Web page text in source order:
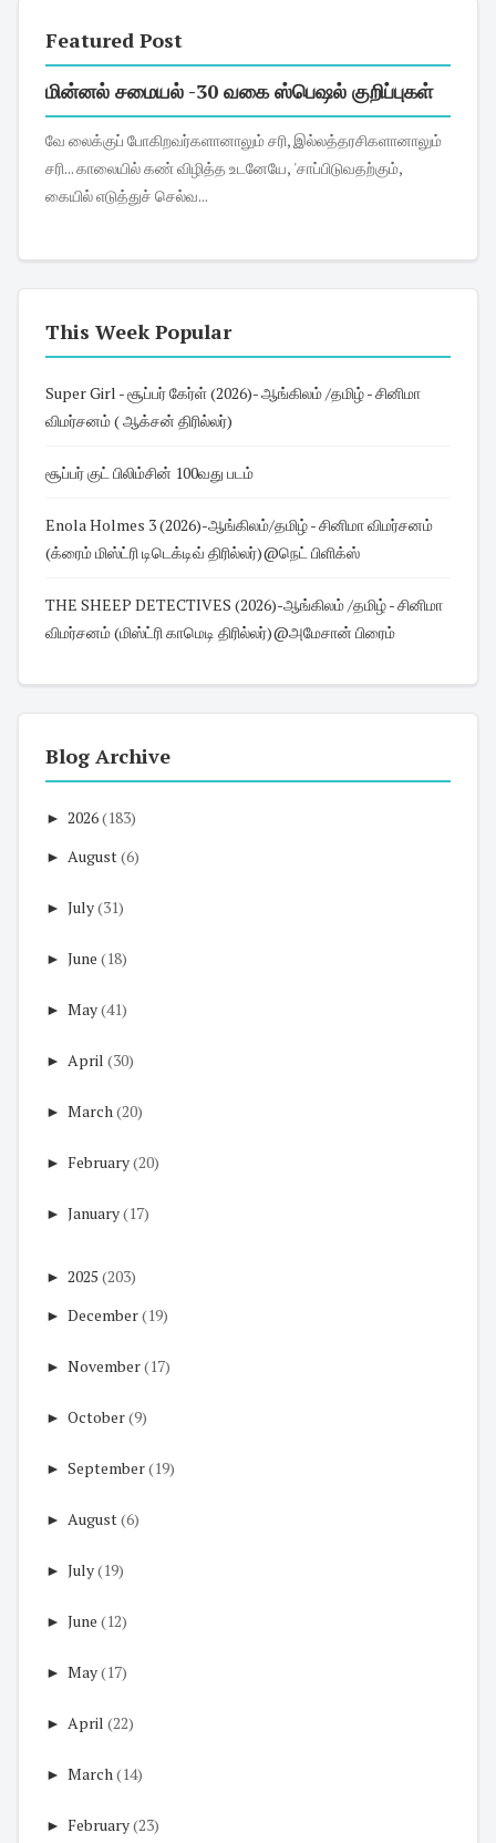
Featured Post
மின்னல் சமையல் -30 வகை ஸ்பெஷல் குறிப்புகள்
வே லைக்குப் போகிறவர்களானாலும் சரி, இல்லத்தரசிகளானாலும்
சரி... காலையில் கண் விழித்த உடனேயே, 'சாப்பிடுவதற்கும்,
கையில் எடுத்துச் செல்வ...
This Week Popular
Super Girl - சூப்பர் கேர்ள் (2026)- ஆங்கிலம் /தமிழ் - சினிமா
விமர்சனம் ( ஆக்சன் திரில்லர்)
சூப்பர் குட் பிலிம்சின் 100வது படம்
Enola Holmes 3 (2026)-ஆங்கிலம்/தமிழ் - சினிமா விமர்சனம்
(க்ரைம் மிஸ்ட்ரி டிடெக்டிவ் திரில்லர்)@நெட் பிளிக்ஸ்
THE SHEEP DETECTIVES (2026)-ஆங்கிலம் /தமிழ் - சினிமா
விமர்சனம் (மிஸ்ட்ரி காமெடி திரில்லர்)@அமேசான் பிரைம்
Blog Archive
► 2026(183)
► August(6)
► July(31)
► June (18)
► May(41)
► April (30)
► March(20)
► February(20)
► January(17)
► 2025 (203)
► December(19)
► November(17)
► October(9)
► September(19)
► August(6)
► July(19)
► June (12)
► May(17)
► April (22)
► March(14)
► February(23)